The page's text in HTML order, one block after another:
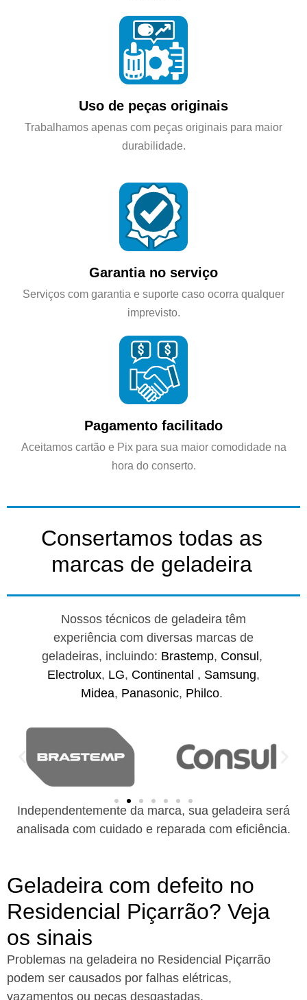
Uso de peças originais
Trabalhamos apenas com peças originais para maior
durabilidade.
Garantia no serviço
Serviços com garantia e suporte caso ocorra qualquer
imprevisto.
Pagamento facilitado
Aceitamos cartão e Pix para sua maior comodidade na
hora do conserto.
Consertamos todas as
marcas de geladeira
Nossos técnicos de geladeira têm
experiência com diversas marcas de
geladeiras, incluindo: Brastemp, Consul ,
Electrolux, LG, Continental , Samsung,
Midea, Panasonic, Philco.
Independentemente da marca, sua geladeira será
analisada com cuidado e reparada com eficiência.
Geladeira com defeito no
Residencial Piçarrão? Veja
os sinais
Problemas na geladeira no Residencial Piçarrão
podem ser causados por falhas elétricas,
vazamentos ou peças desgastadas.